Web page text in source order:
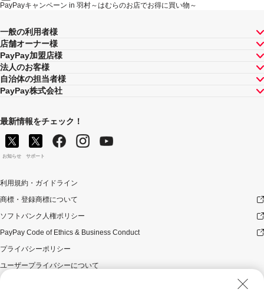
PayPayキャンペーン in 羽村～はむらのお店でお得に買い物～
一般の利用者様
店舗オーナー様
PayPay加盟店様
法人のお客様
自治体の担当者様
PayPay株式会社
最新情報をチェック！
お知らせ サポート
利用規約・ガイドライン
商標・登録商標について
ソフトバンク人権ポリシー
PayPay Code of Ethics & Business Conduct
プライバシーポリシー
ユーザープライバシーについて